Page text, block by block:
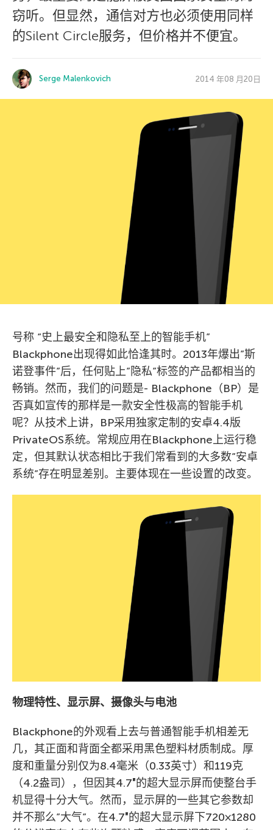
窃听。但显然，通信对方也必须使用同样
的Silent Circle服务，但价格并不便宜。
Serge Malenkovich 2014 年08 月20日
号称 “史上最安全和隐私至上的智能手机”
Blackphone出现得如此恰逢其时。2013年爆出”斯
诺登事件”后，任何贴上”隐私”标签的产品都相当的
畅销。然而，我们的问题是- Blackphone（BP）是
否真如宣传的那样是一款安全性极高的智能手机
呢？从技术上讲，BP采用独家定制的安卓4.4版
PrivateOS系统。常规应用在Blackphone上运行稳
定，但其默认状态相比于我们常看到的大多数”安卓
系统”存在明显差别。主要体现在一些设置的改变。
物理特性、显示屏、摄像头与电池
Blackphone的外观看上去与普通智能手机相差无
几，其正面和背面全都采用黑色塑料材质制成。厚
度和重量分别仅为8.4毫米（0.33英寸）和119克
（4.2盎司），但因其4.7″的超大显示屏而使整台手
机显得十分大气。然而，显示屏的一些其它参数却
并不那么”大气”。在4.7″的超大显示屏下720×1280